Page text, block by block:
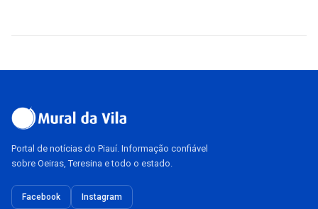
Portal de notícias do Piauí. Informação confiável
sobre Oeiras, Teresina e todo o estado.
Facebook Instagram